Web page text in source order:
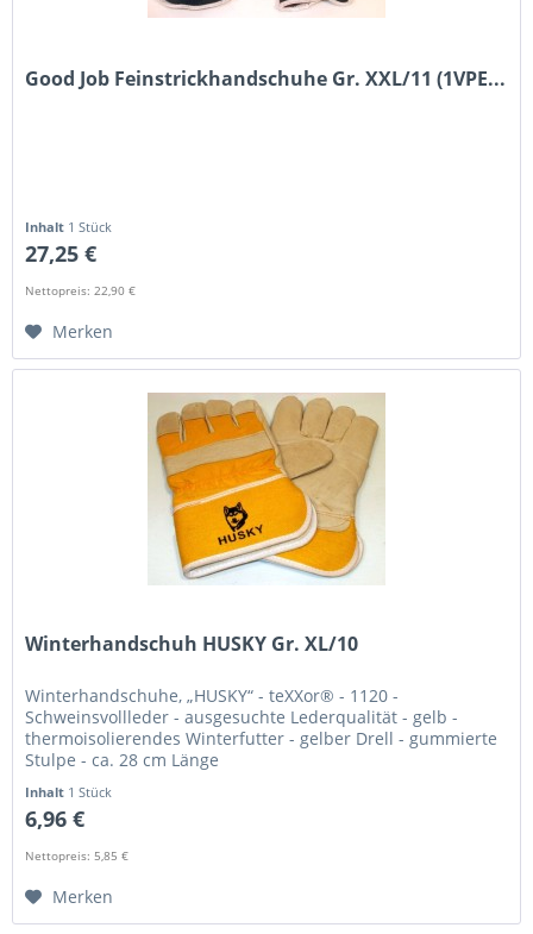
Good Job Feinstrickhandschuhe Gr. XXL/11 (1VPE...
Inhalt 1 Stück
27,25 €
Nettopreis: 22,90 €
Merken
Winterhandschuh HUSKY Gr. XL/10
Winterhandschuhe, „HUSKY“ - teXXor® - 1120 -
Schweinsvollleder - ausgesuchte Lederqualität - gelb -
thermoisolierendes Winterfutter - gelber Drell - gummierte
Stulpe - ca. 28 cm Länge
Inhalt 1 Stück
6,96 €
Nettopreis: 5,85 €
Merken